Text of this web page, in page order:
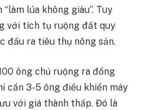
lúa không giàu”. Tuy
với tích tụ ruộng đất quy
đầu ra tiêu thụ nông sản.
ông chủ ruộng ra đồng
cần 3-5 ông điều khiển máy
với giá thành thấp. Đó là